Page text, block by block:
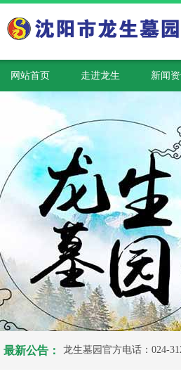
网站首页 走进龙生 新闻
最新公告：
从沈阳市内到达龙生墓园怎
龙生墓园官方电话：024-